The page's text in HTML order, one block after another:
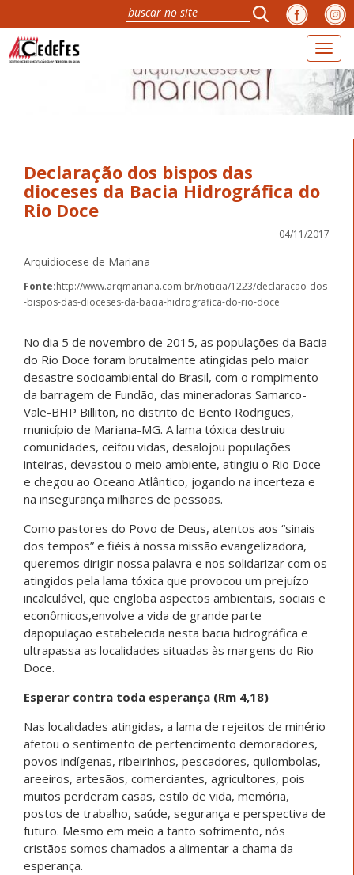
Declaração dos bispos das
dioceses da Bacia Hidrográfica do
Rio Doce
04/11/2017
Arquidiocese de Mariana
Fonte:http://www.arqmariana.com.br/noticia/1223/declaracao-dos
-bispos-das-dioceses-da-bacia-hidrografica-do-rio-doce
No dia 5 de novembro de 2015, as populações da Bacia
do Rio Doce foram brutalmente atingidas pelo maior
desastre socioambiental do Brasil, com o rompimento
da barragem de Fundão, das mineradoras Samarco-
Vale-BHP Billiton, no distrito de Bento Rodrigues,
município de Mariana-MG. A lama tóxica destruiu
comunidades, ceifou vidas, desalojou populações
inteiras, devastou o meio ambiente, atingiu o Rio Doce
e chegou ao Oceano Atlântico, jogando na incerteza e
na insegurança milhares de pessoas.
Como pastores do Povo de Deus, atentos aos “sinais
dos tempos” e fiéis à nossa missão evangelizadora,
queremos dirigir nossa palavra e nos solidarizar com os
atingidos pela lama tóxica que provocou um prejuízo
incalculável, que engloba aspectos ambientais, sociais e
econômicos,envolve a vida de grande parte
dapopulação estabelecida nesta bacia hidrográfica e
ultrapassa as localidades situadas às margens do Rio
Doce.
Esperar contra toda esperança (Rm 4,18)
Nas localidades atingidas, a lama de rejeitos de minério
afetou o sentimento de pertencimento demoradores,
povos indígenas, ribeirinhos, pescadores, quilombolas,
areeiros, artesãos, comerciantes, agricultores, pois
muitos perderam casas, estilo de vida, memória,
postos de trabalho, saúde, segurança e perspectiva de
futuro. Mesmo em meio a tanto sofrimento, nós
cristãos somos chamados a alimentar a chama da
esperança.